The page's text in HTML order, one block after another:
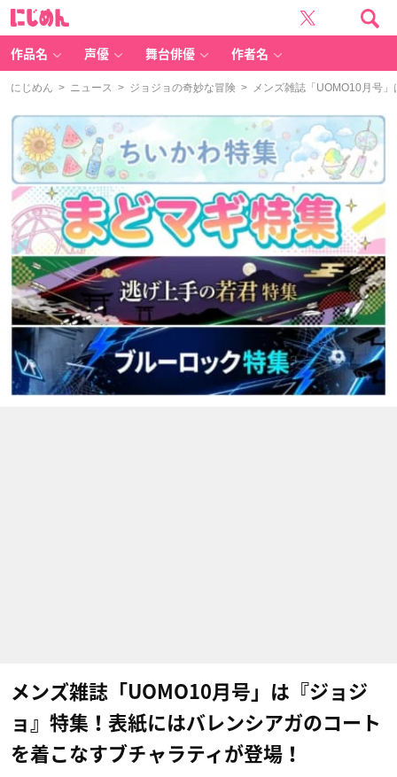
作品名 声優 舞台俳優 作者名
にじめん > ニュース > ジョジョの奇妙な冒険 > メンズ雑誌「UOMO10月号」
メンズ雑誌「UOMO10月号」は『ジョジ
ョ』特集！表紙にはバレンシアガのコート
を着こなすブチャラティが登場！